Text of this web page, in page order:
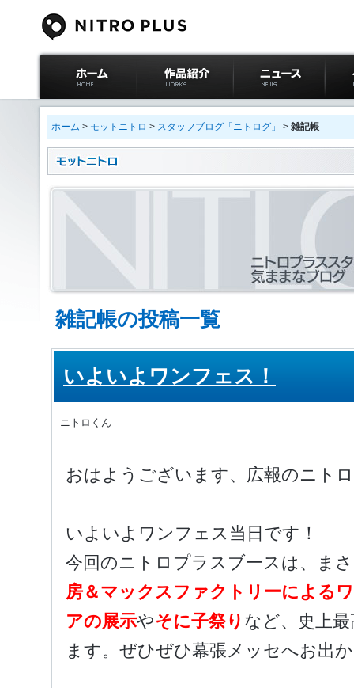
ニトロプラス公式
サイト ホーム
作品紹介 ニュース イベ
ホーム > モットニトロ > スタッフブログ「ニトログ」 > 雑記帳
雑記帳の投稿一覧
いよいよワンフェス！
ニトロくん
おはようございます、広報のニト
いよいよワンフェス当日です！
今回のニトロプラスブースは、ま
房＆マックスファクトリーによる
アの展示やそに子祭り など、史上
ます。ぜひぜひ幕張メッセへお出